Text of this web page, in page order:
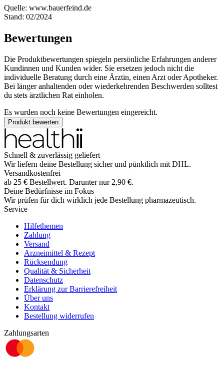
Quelle: www.bauerfeind.de
Stand: 02/2024
Bewertungen
Die Produktbewertungen spiegeln persönliche Erfahrungen anderer
Kundinnen und Kunden wider. Sie ersetzen jedoch nicht die
individuelle Beratung durch eine Ärztin, einen Arzt oder Apotheker.
Bei länger anhaltenden oder wiederkehrenden Beschwerden solltest
du stets ärztlichen Rat einholen.
Es wurden noch keine Bewertungen eingereicht.
Produkt bewerten
Schnell & zuverlässig geliefert
Wir liefern deine Bestellung sicher und pünktlich mit DHL.
Versandkostenfrei
ab 25 € Bestellwert. Darunter nur 2,90 €.
Deine Bedürfnisse im Fokus
Wir prüfen für dich wirklich jede Bestellung pharmazeutisch.
Service
Hilfethemen
Zahlung
Versand
Arzneimittel & Rezept
Rücksendung
Qualität & Sicherheit
Datenschutz
Erklärung zur Barrierefreiheit
Über uns
Kontakt
Bestellung widerrufen
Zahlungsarten